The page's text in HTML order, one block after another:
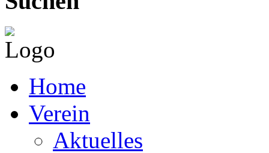
Home
Verein
Aktuelles